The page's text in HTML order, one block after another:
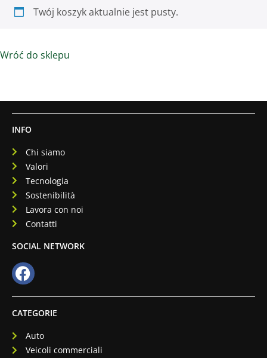
Twój koszyk aktualnie jest pusty.
Wróć do sklepu
CATEGORIE
Auto
Veicoli commerciali
INFO
Chi siamo
Valori
Tecnologia
Sostenibilità
Lavora con noi
Contatti
SOCIAL NETWORK